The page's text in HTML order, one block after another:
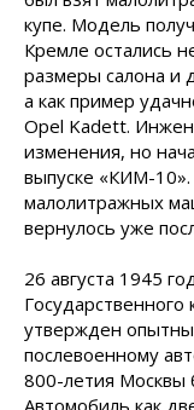
купе. Модель
Кремле остались
размеры салона и
а как пример
Opel Kadett.
изменения, но
выпуске «КИМ-10».
малолитражных
вернулось уже
26 августа 1945
утвержден
послевоенному
800-летия Москвы
Автомобиль как